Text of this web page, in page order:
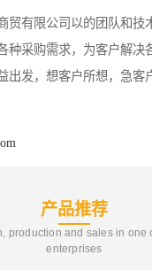
贸有限公司以的团队和技
种采购需求，为客户解决
出发，想客户所想，急客
产品推荐
production and sales in one
enterprises